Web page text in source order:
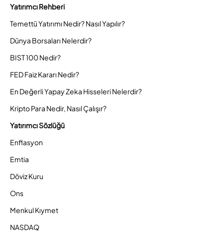
Yatırımcı Rehberi
Temettü Yatırımı Nedir? Nasıl Yapılır?
Dünya Borsaları Nelerdir?
BIST 100 Nedir?
FED Faiz Kararı Nedir?
En Değerli Yapay Zeka Hisseleri Nelerdir?
Kripto Para Nedir, Nasıl Çalışır?
Yatırımcı Sözlüğü
Enflasyon
Emtia
Döviz Kuru
Ons
Menkul Kıymet
NASDAQ